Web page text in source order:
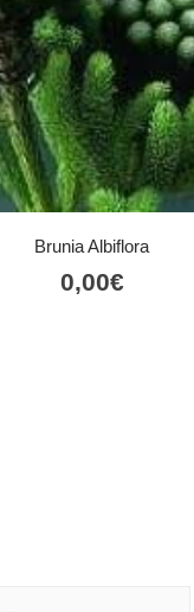
Brunia Albiflora
0,00€